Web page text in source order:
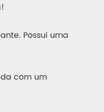
Possui uma
com um